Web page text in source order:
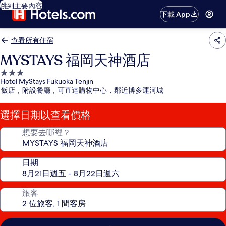
跳到主要內容
下載 App
查看所有住宿
MYSTAYS 福岡天神酒店
3.0
星
級
住
宿
Hotel MyStays Fukuoka Tenjin
飯店，附設餐廳，可直達購物中心，鄰近博多運河城
選擇日期以查看價格
想要去哪裡？
日期
旅客